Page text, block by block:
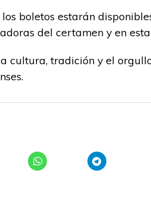
boletos estarán
del certamen y en
cultura, tradición y el